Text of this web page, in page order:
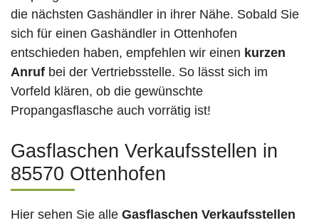
die nächsten Gashändler in ihrer Nähe. Sobald Sie
sich für einen Gashändler in Ottenhofen
entschieden haben, empfehlen wir einen kurzen
Anruf bei der Vertriebsstelle. So lässt sich im
Vorfeld klären, ob die gewünschte
Propangasflasche auch vorrätig ist!
Gasflaschen Verkaufsstellen in
85570 Ottenhofen
Hier sehen Sie alle Gasflaschen Verkaufsstellen